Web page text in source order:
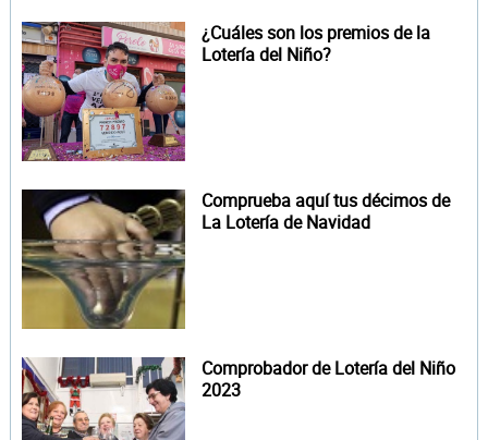
¿Cuáles son los premios de la
Lotería del Niño?
Comprueba aquí tus décimos de
La Lotería de Navidad
Comprobador de Lotería del Niño
2023